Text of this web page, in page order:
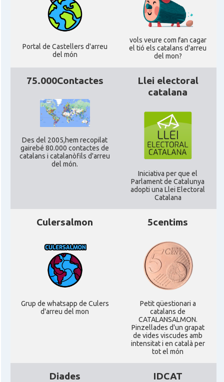
CAMON Catalans a Portsmouth
CAMON
Catalans a RUGBY
Catalans a SHEFFIELD
CAMON Catalans a SOUTHAMPTON
CAMON Catalans a STIRLING
Catalans a WIGHT
Casal Centre Català d'Escòcia
Delegació del Govern al Regne Unit i
Irlanda
Consolat general a Edinburgh
Portal de Castellers d'arreu
del món
vols veure com fan cagar
el tió els catalans d'arreu
del mon?
75.000Contactes
Des del 2005,hem recopilat
gairebé 80.000 contactes de
catalans i catalanòfils d'arreu
del món.
Llei electoral
catalana
Iniciativa per que el
Parlament de Catalunya
adopti una Llei Electoral
Catalana
Culersalmon
Grup de whatsapp de Culers
d'arreu del mon
5centims
Petit qüestionari a
catalans de
CATALANSALMON.
Pinzellades d'un grapat
de vides viscudes amb
intensitat i en català per
tot el món
Diades IDCAT